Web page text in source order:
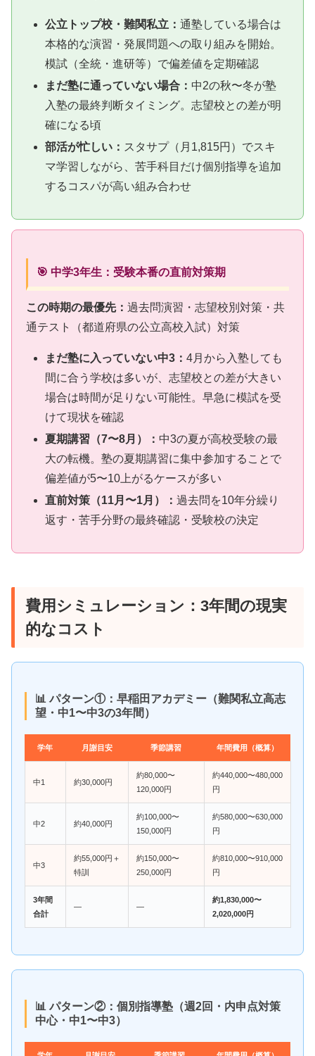
公立トップ校・難関私立：通塾している場合は
本格的な演習・発展問題への取り組みを開始。
模試（全統・進研等）で偏差値を定期確認
まだ塾に通っていない場合： 中2の秋〜冬が塾
入塾の最終判断タイミング。志望校との差が明
確になる頃
部活が忙しい： スタサプ（月1,815円）でスキ
マ学習しながら、苦手科目だけ個別指導を追加
するコスパが高い組み合わせ
🎯 中学3年生：受験本番の直前対策期
この時期の最優先： 過去問演習・志望校別対策・共
通テスト（都道府県の公立高校入試）対策
まだ塾に入っていない中3：4月から入塾しても
間に合う学校は多いが、志望校との差が大きい
場合は時間が足りない可能性。早急に模試を受
けて現状を確認
夏期講習（7〜8月）： 中3の夏が高校受験の最
大の転機。塾の夏期講習に集中参加することで
偏差値が5〜10上がるケースが多い
直前対策（11月〜1月）：過去問を10年分繰り
返す・苦手分野の最終確認・受験校の決定
費用シミュレーション：3年間の現実
的なコスト
📊 パターン①：早稲田アカデミー（難関私立高志
望・中1〜中3の3年間）
学年 月謝目安 季節講習 年間費用（概算）
中1 約30,000円
約80,000〜
120,000円
約440,000〜480,000
円
中2 約40,000円
約100,000〜
150,000円
約580,000〜630,000
円
中3
約55,000円＋
特訓
約150,000〜
250,000円
約810,000〜910,000
円
3年間
合計
— —
約1,830,000〜
2,020,000円
📊 パターン②：個別指導塾（週2回・内申点対策
中心・中1〜中3）